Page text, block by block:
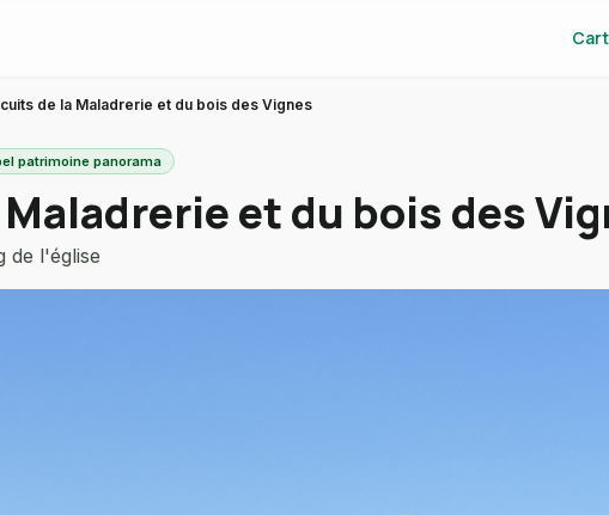
de la Maladrerie et du bois des Vignes
patrimoine panorama
et du bois des
de l'église